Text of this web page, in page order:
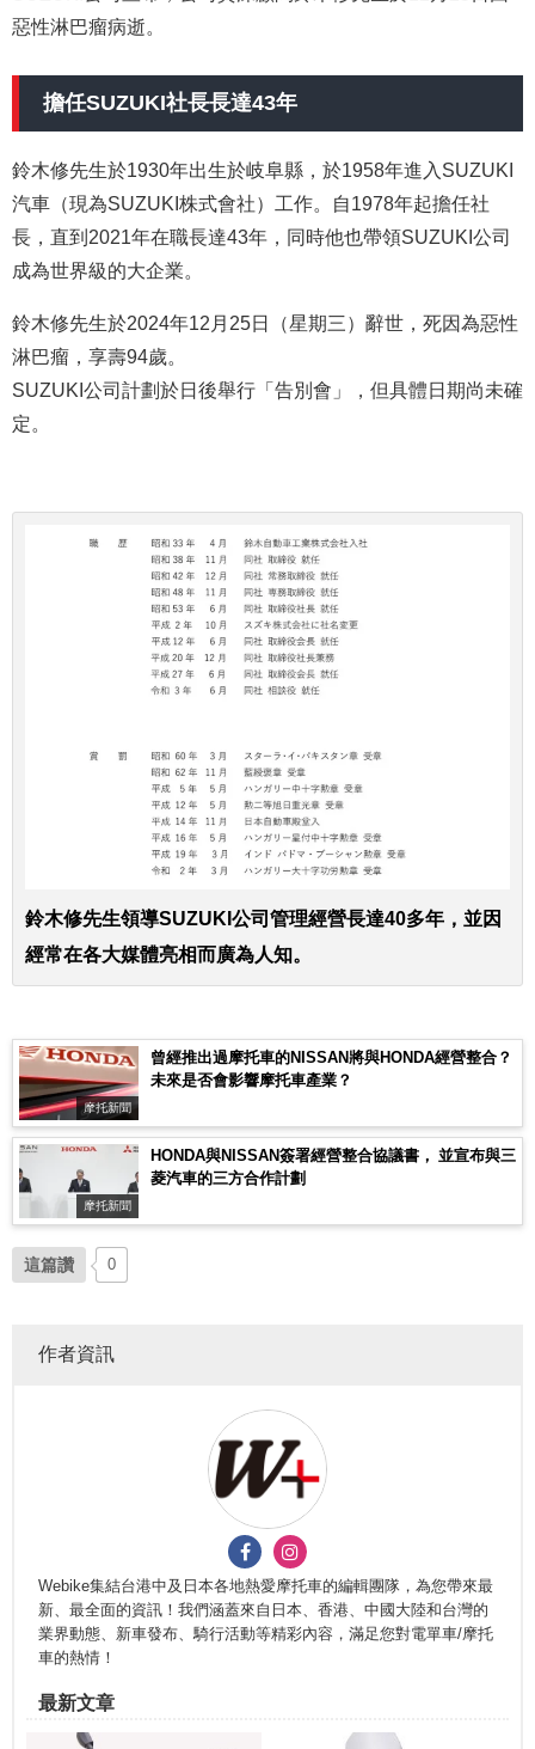
惡性淋巴瘤病逝。
擔任SUZUKI社長長達43年
鈴木修先生於1930年出生於岐阜縣，於1958年進入SUZUKI
汽車（現為SUZUKI株式會社）工作。自1978年起擔任社
長，直到2021年在職長達43年，同時他也帶領SUZUKI公司
成為世界級的大企業。
鈴木修先生於2024年12月25日（星期三）辭世，死因為惡性
淋巴瘤，享壽94歲。
SUZUKI公司計劃於日後舉行「告別會」，但具體日期尚未確
定。
鈴木修先生領導SUZUKI公司管理經營長達40多年，並因
經常在各大媒體亮相而廣為人知。
摩托新聞
曾經推出過摩托車的NISSAN將與HONDA經營整合？
未來是否會影響摩托車產業？
摩托新聞
HONDA與NISSAN簽署經營整合協議書， 並宣布與三
菱汽車的三方合作計劃
這篇讚 0
作者資訊
Webike集結台港中及日本各地熱愛摩托車的編輯團隊，為您帶來最
新、最全面的資訊！我們涵蓋來自日本、香港、中國大陸和台灣的
業界動態、新車發布、騎行活動等精彩內容，滿足您對電單車/摩托
車的熱情！
最新文章